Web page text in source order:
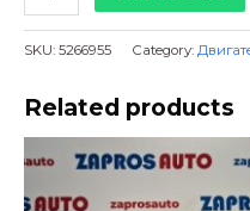
(теплообменник)
ISF2.8
ОРИГИНАЛ
Cummins
quantity
SKU: 5266955 Category:
Related products